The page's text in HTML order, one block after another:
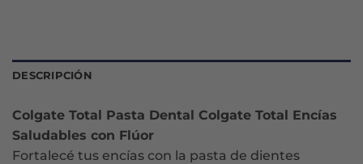
DESCRIPCIÓN
Colgate Total Pasta Dental Colgate Total Encías
Saludables con Flúor
Fortalecé tus encías con la pasta de dientes